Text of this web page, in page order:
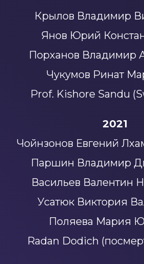
Крылов Владимир
Янов Юрий
Порханов Владимир
Чукумов Ринат
Prof. Kishore Sandu
2021
Чойнзонов Евгений
Паршин Владимир
Васильев Валентин
Усатюк Виктория
Поляева Мария
Radan Dodich